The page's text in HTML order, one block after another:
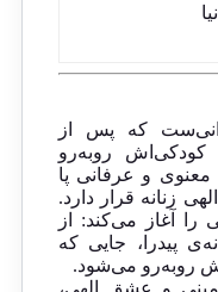
که پس از
کودکی‌اش روبه‌رو
و عرفانی پا
زنانه قرار دارد.
را آغاز می‌کند: از
پیدرا، جایی که
روبه‌رو می‌شود.
و عشق الهی،